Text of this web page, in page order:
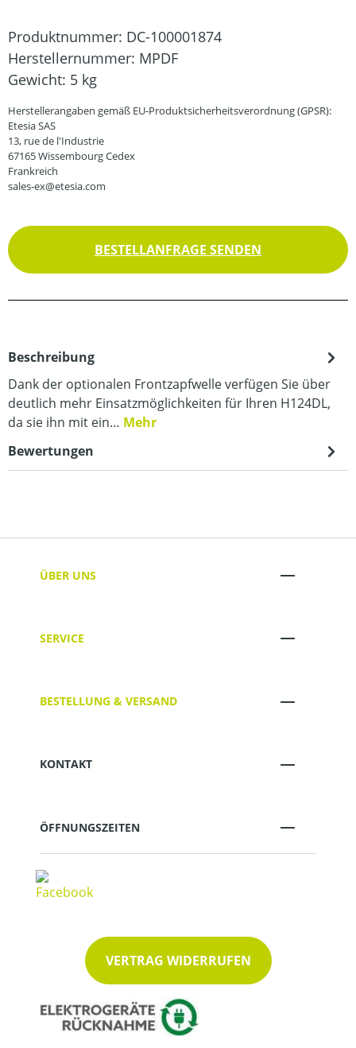
Produktnummer: DC-100001874
Herstellernummer: MPDF
Gewicht: 5 kg
Herstellerangaben gemäß EU-Produktsicherheitsverordnung (GPSR):
Etesia SAS
13, rue de l'Industrie
67165 Wissembourg Cedex
Frankreich
sales-ex@etesia.com
BESTELLANFRAGE SENDEN
Beschreibung
Dank der optionalen Frontzapfwelle verfügen Sie über
deutlich mehr Einsatzmöglichkeiten für Ihren H124DL,
da sie ihn mit ein… Mehr
Bewertungen
ÜBER UNS
SERVICE
BESTELLUNG & VERSAND
KONTAKT
ÖFFNUNGSZEITEN
VERTRAG WIDERRUFEN